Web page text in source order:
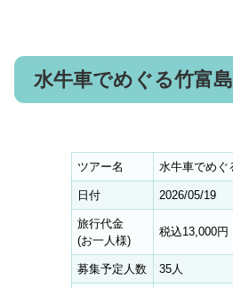
水牛車でめぐる竹富島
ツアー名 水牛車でめぐ
日付 2026/05/19
旅行代金
(お一人様)
税込13,000円
募集予定人数 35人